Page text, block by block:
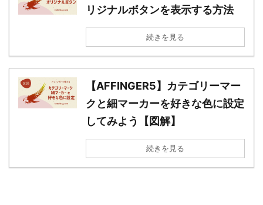
リジナルボタンを表示する方法
続きを見る
【AFFINGER5】カテゴリーマー
クと細マーカーを好きな色に設定
してみよう【図解】
続きを見る